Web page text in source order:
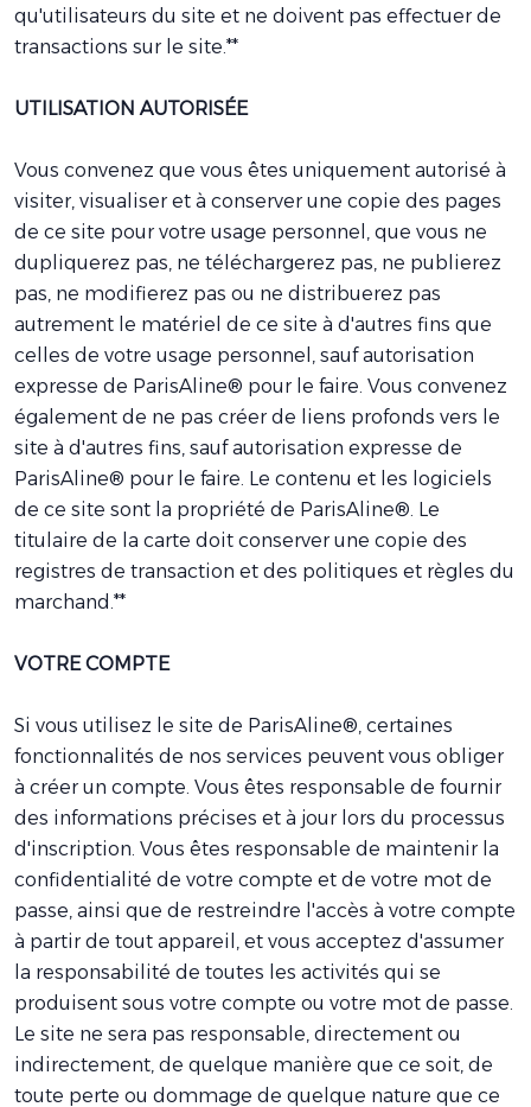
qu'utilisateurs du site et ne doivent pas effectuer de
transactions sur le site.**
UTILISATION AUTORISÉE
Vous convenez que vous êtes uniquement autorisé à
visiter, visualiser et à conserver une copie des pages
de ce site pour votre usage personnel, que vous ne
dupliquerez pas, ne téléchargerez pas, ne publierez
pas, ne modifierez pas ou ne distribuerez pas
autrement le matériel de ce site à d'autres fins que
celles de votre usage personnel, sauf autorisation
expresse de ParisAline® pour le faire. Vous convenez
également de ne pas créer de liens profonds vers le
site à d'autres fins, sauf autorisation expresse de
ParisAline® pour le faire. Le contenu et les logiciels
de ce site sont la propriété de ParisAline®. Le
titulaire de la carte doit conserver une copie des
registres de transaction et des politiques et règles du
marchand.**
VOTRE COMPTE
Si vous utilisez le site de ParisAline®, certaines
fonctionnalités de nos services peuvent vous obliger
à créer un compte. Vous êtes responsable de fournir
des informations précises et à jour lors du processus
d'inscription. Vous êtes responsable de maintenir la
confidentialité de votre compte et de votre mot de
passe, ainsi que de restreindre l'accès à votre compte
à partir de tout appareil, et vous acceptez d'assumer
la responsabilité de toutes les activités qui se
produisent sous votre compte ou votre mot de passe.
Le site ne sera pas responsable, directement ou
indirectement, de quelque manière que ce soit, de
toute perte ou dommage de quelque nature que ce